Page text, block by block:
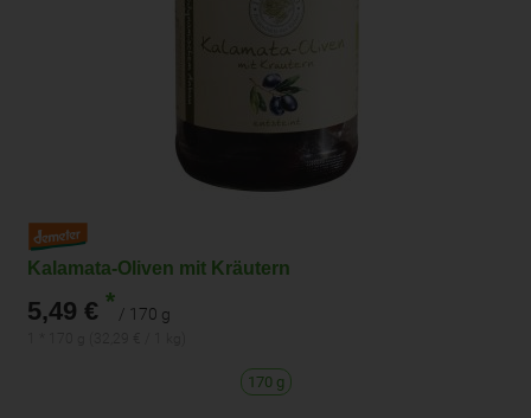
Kalamata-Oliven mit Kräutern
5,49 € * / 170 g
170 g